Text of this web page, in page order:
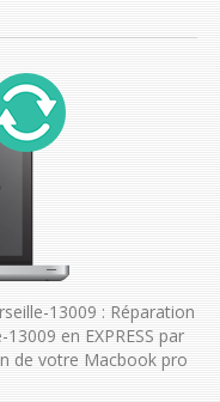
13009 : Réparation
en EXPRESS par
de votre Macbook pro